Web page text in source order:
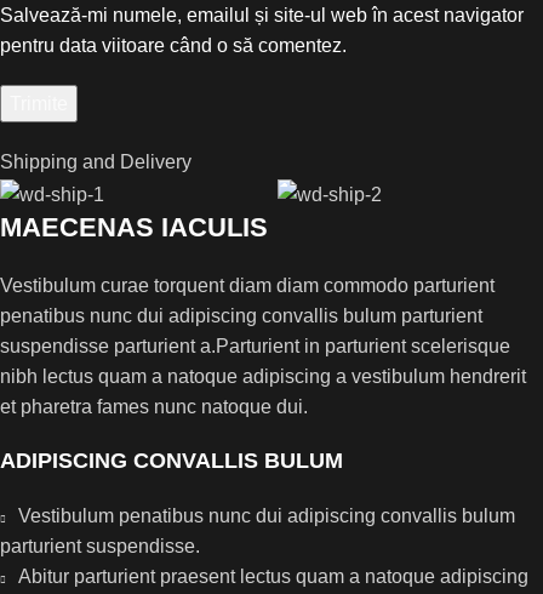
Salvează-mi numele, emailul și site-ul web în acest navigator
pentru data viitoare când o să comentez.
Shipping and Delivery
MAECENAS IACULIS
Vestibulum curae torquent diam diam commodo parturient
penatibus nunc dui adipiscing convallis bulum parturient
suspendisse parturient a.Parturient in parturient scelerisque
nibh lectus quam a natoque adipiscing a vestibulum hendrerit
et pharetra fames nunc natoque dui.
ADIPISCING CONVALLIS BULUM
Vestibulum penatibus nunc dui adipiscing convallis bulum
parturient suspendisse.
Abitur parturient praesent lectus quam a natoque adipiscing